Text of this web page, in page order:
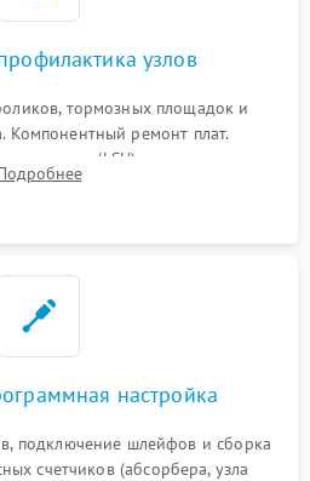
узлов
тормозных площадок и
Компонентный ремонт плат.
лазера (LSU), зеркал и тракта
тонера и бумажной пыли.
настройка
подключение шлейфов и сборка
счетчиков (абсорбера, узла